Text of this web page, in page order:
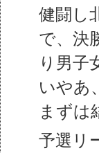
健闘し
で、決
り男子
いやあ
まずは
予選リ